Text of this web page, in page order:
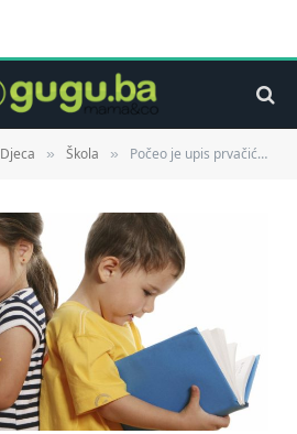
Djeca » Škola » Počeo je upis prvačića u osnovne škole